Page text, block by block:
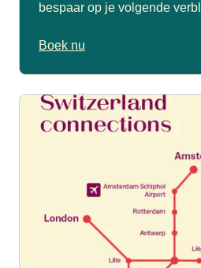
bespaar op je volgende
Boek nu